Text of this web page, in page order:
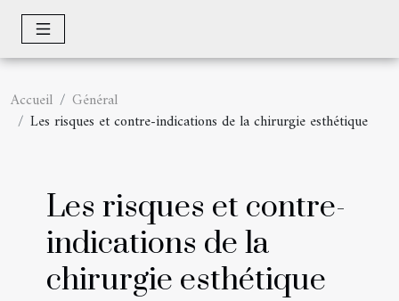
Accueil
Général
Les risques et contre-indications de la chirurgie esthétique
Les risques et contre-
indications de la
chirurgie esthétique